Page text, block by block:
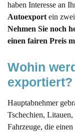
haben Interesse an
Autoexportein
Nehmen Sie noch
einen fairen Preis
Wohin
exportiert?
Hauptabnehmer
Tschechien,
Fahrzeuge, die